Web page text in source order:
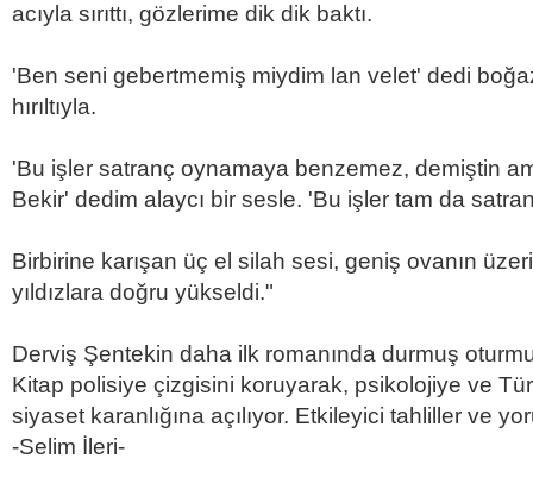
acıyla sırıttı, gözlerime dik dik baktı.
'Ben seni gebertmemiş miydim lan velet' dedi
hırıltıyla.
'Bu işler satranç oynamaya benzemez, demiştin
Bekir' dedim alaycı bir sesle. 'Bu işler tam da
Birbirine karışan üç el silah sesi, geniş ovanın
yıldızlara doğru yükseldi."
Derviş Şentekin daha ilk romanında durmuş
Kitap polisiye çizgisini koruyarak, psikolojiye ve
siyaset karanlığına açılıyor. Etkileyici tahliller ve
-Selim İleri-